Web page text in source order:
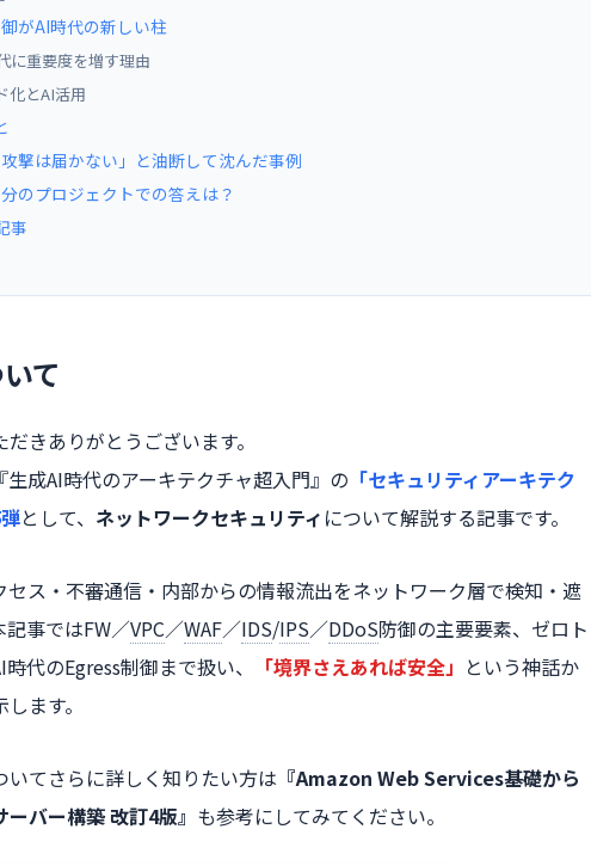
がAI時代の新しい柱
に重要度を増す理由
化とAI活用
撃は届かない」と油断して沈んだ事例
のプロジェクトでの答えは？
事
て
きありがとうございます。
成AI時代のアーキテクチャ超入門』の 「セキュリティアーキテク
として、 ネットワークセキュリティ について解説する記事です。
セス・不審通信・内部からの情報流出をネットワーク層で検知・遮
事ではFW／VPC／WAF／IDS/IPS／DDoS防御の主要要素、ゼロト
代のEgress制御まで扱い、
「境界さえあれば安全」 という神話か
ます。
いてさらに詳しく知りたい方は 『Amazon Web Services基礎から
バー構築 改訂4版』 も参考にしてみてください。